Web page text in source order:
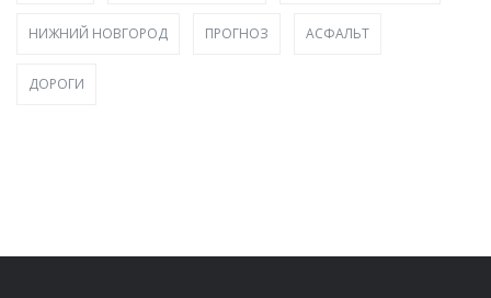
НИЖНИЙ НОВГОРОД ПРОГНОЗ АСФАЛЬТ
ДОРОГИ